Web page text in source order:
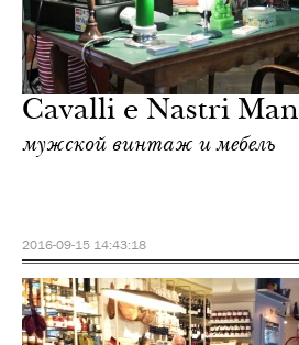
Cavalli e Nastri Man
мужской винтаж и мебель
2016-09-15 14:43:18